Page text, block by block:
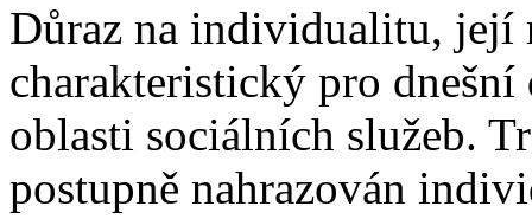
Důraz na individualitu,
charakteristický pro
oblasti sociálních služeb.
postupně nahrazován